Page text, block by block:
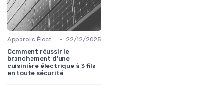
Appareils Électroménagers Éco-énergétiques •
22/12/2025
Comment réussir le
branchement d’une
cuisinière électrique à 3 fils
en toute sécurité